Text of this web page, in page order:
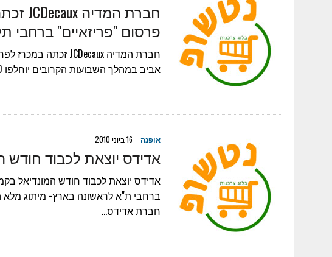
פרסום "פריזאיים" ברחבי
אביב במהלך השבועות הקרובים יוחלפו 150 עמודי המודעות העגולים של תל אביב…
אופנה 16 ביוני 2010
אדידס יוצאת לכבוד חודש
ברחבי ת"א לראשונה בארץ- מיתוג מלא
חברת אדידס…